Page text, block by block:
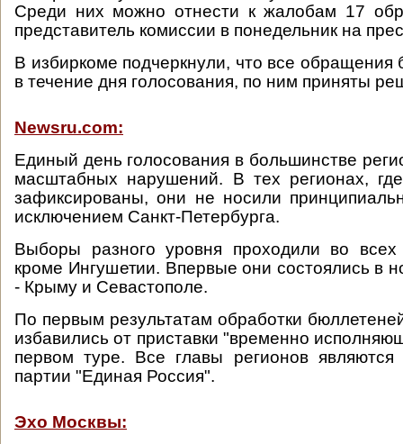
Среди них можно отнести к жалобам 17
представитель комиссии в понедельник на
В избиркоме подчеркнули, что все
в течение дня голосования, по ним приняты
Newsru.com:
Единый день голосования в большинстве
масштабных нарушений. В тех регионах,
зафиксированы, они не носили
исключением Санкт-Петербурга.
Выборы разного уровня проходили во всех
кроме Ингушетии. Впервые они состоялись в
- Крыму и Севастополе.
По первым результатам обработки
избавились от приставки "временно
первом туре. Все главы регионов
партии "Единая Россия".
Эхо Москвы: